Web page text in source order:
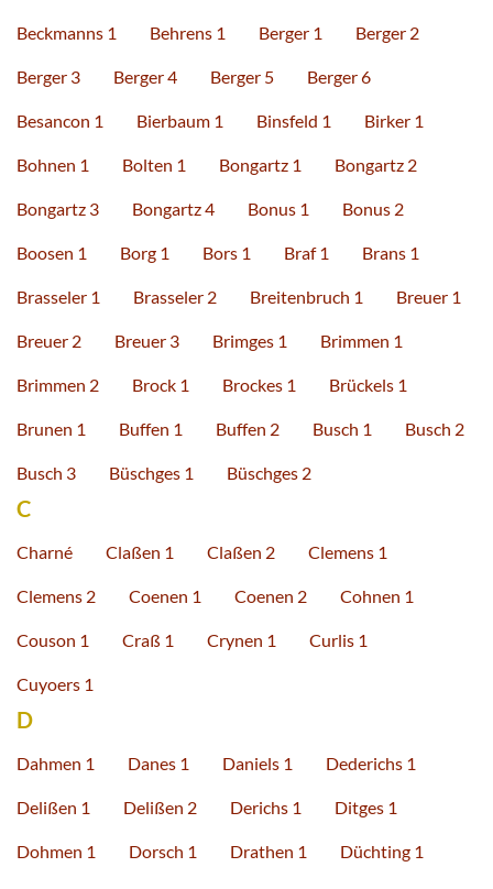
Beckmanns 1 Behrens 1 Berger 1 Berger 2
Berger 3 Berger 4 Berger 5 Berger 6
Besancon 1 Bierbaum 1 Binsfeld 1 Birker 1
Bohnen 1 Bolten 1 Bongartz 1 Bongartz 2
Bongartz 3 Bongartz 4 Bonus 1 Bonus 2
Boosen 1 Borg 1 Bors 1 Braf 1 Brans 1
Brasseler 1 Brasseler 2 Breitenbruch 1 Breuer 1
Breuer 2 Breuer 3 Brimges 1 Brimmen 1
Brimmen 2 Brock 1 Brockes 1 Brückels 1
Brunen 1 Buffen 1 Buffen 2 Busch 1 Busch 2
Busch 3 Büschges 1 Büschges 2
C
Charné Claßen 1 Claßen 2 Clemens 1
Clemens 2 Coenen 1 Coenen 2 Cohnen 1
Couson 1 Craß 1 Crynen 1 Curlis 1
Cuyoers 1
D
Dahmen 1 Danes 1 Daniels 1 Dederichs 1
Delißen 1 Delißen 2 Derichs 1 Ditges 1
Dohmen 1 Dorsch 1 Drathen 1 Düchting 1